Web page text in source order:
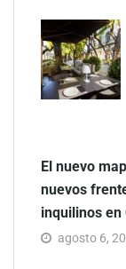
El nuevo
nuevos
inquilinos en
agosto 6,